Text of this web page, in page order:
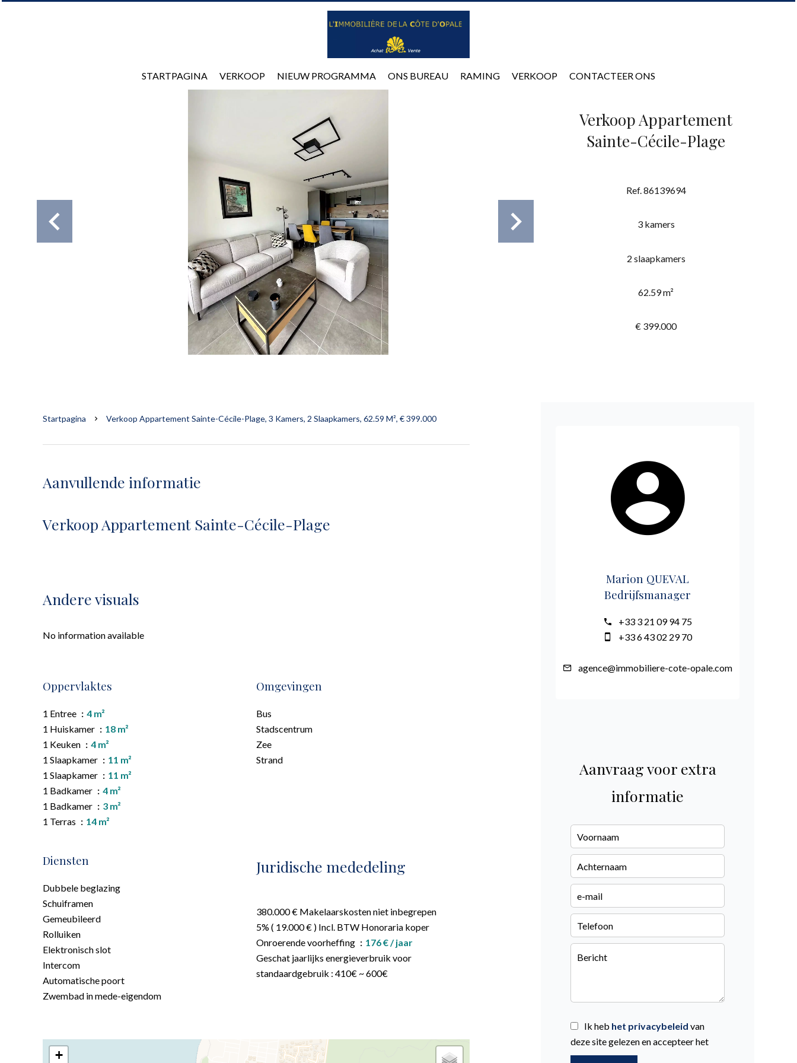
STARTPAGINA VERKOOP NIEUW PROGRAMMA ONS BUREAU RAMING VERKOOP CONTACTEER ONS
Verkoop Appartement
Sainte-Cécile-Plage
Ref. 86139694
3 kamers
2 slaapkamers
62.59 m²
€ 399.000
Startpagina Verkoop Appartement Sainte-Cécile-Plage, 3 Kamers, 2 Slaapkamers, 62.59 M², € 399.000
Aanvullende informatie
Verkoop Appartement Sainte-Cécile-Plage
Andere visuals
No information available
Oppervlaktes
1 Entree
4 m²
1 Huiskamer
18 m²
1 Keuken
4 m²
1 Slaapkamer
11 m²
1 Slaapkamer
11 m²
1 Badkamer
4 m²
1 Badkamer
3 m²
1 Terras
14 m²
Omgevingen
Bus
Stadscentrum
Zee
Strand
Diensten
Dubbele beglazing
Schuiframen
Gemeubileerd
Rolluiken
Elektronisch slot
Intercom
Automatische poort
Zwembad in mede-eigendom
Juridische mededeling
380.000 € Makelaarskosten niet inbegrepen
5% ( 19.000 € ) Incl. BTW Honoraria koper
Onroerende voorheffing
176 € / jaar
Geschat jaarlijks energieverbruik voor
standaardgebruik : 410€ ~ 600€
+
Marion QUEVAL
Bedrijfsmanager
+33 3 21 09 94 75
+33 6 43 02 29 70
agence@immobiliere-cote-opale.com
Aanvraag voor extra
informatie
Ik heb het privacybeleid van
deze site gelezen en accepteer het